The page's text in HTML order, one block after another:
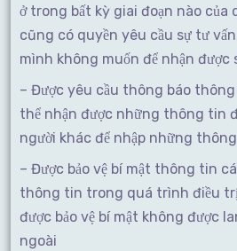
ở trong bất kỳ giai đoạn nào
cũng có quyền yêu cầu sự tư
mình không muốn để nhận được
– Được yêu cầu thông báo
thể nhận được những thông tin
người khác để nhập những
– Được bảo vệ bí mật thông tin
thông tin trong quá trình điều trị
được bảo vệ bí mật không được
ngoài